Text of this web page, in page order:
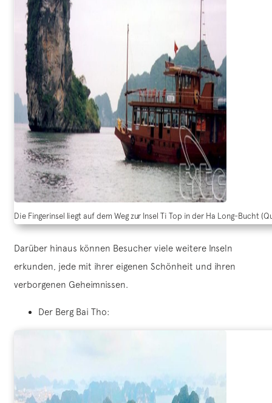
Die Fingerinsel liegt auf dem Weg zur Insel Ti Top in der Ha Long-Bucht
Darüber hinaus können Besucher viele weitere Inseln
erkunden, jede mit ihrer eigenen Schönheit und ihren
verborgenen Geheimnissen.
Der Berg Bai Tho: